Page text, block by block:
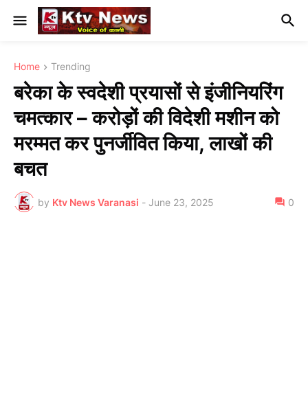
Home Trending
बरेका के स्वदेशी प्रयासों से इंजीनियरिंग
चमत्कार – करोड़ों की विदेशी मशीन को
मरम्मत कर पुनर्जीवित किया, लाखों की
बचत
by Ktv News Varanasi - June 23, 2025 0